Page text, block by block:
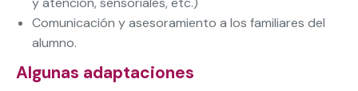
Comunicación y asesoramiento a los familiares del
alumno.
Algunas adaptaciones